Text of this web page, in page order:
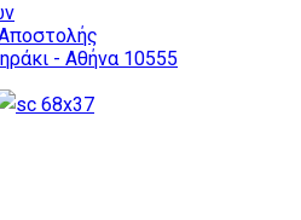
- Αθήνα 10555